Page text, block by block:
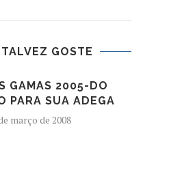
GOSTE
GAMAS 2005-DO
PARA SUA ADEGA
março de 2008